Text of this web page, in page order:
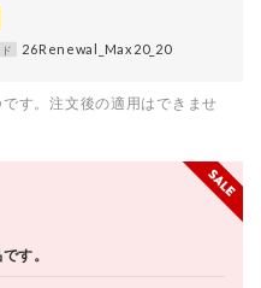
26Renewal_Max20_20
す。注文後の適用はできませ
す。